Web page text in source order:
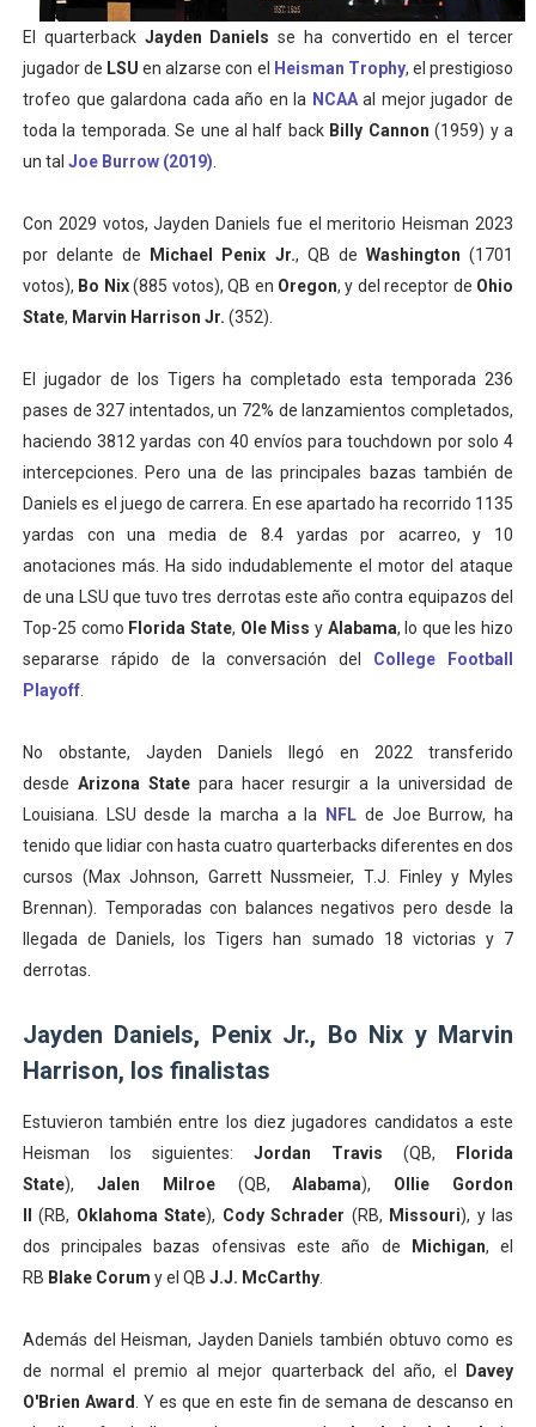
Women's Football Alliance 2026 - Minnesota Vixen
Campeonato de Europa de pentatlón moderno 2026
El quarterback Jayden Danielsse ha convertido en el tercer
jugador de LSU en alzarse con el Heisman Trophy, el prestigioso
trofeo que galardona cada año en la NCAAal mejor jugador de
toda la temporada. Se une al half back Billy Cannon (1959) y a
un tal Joe Burrow (2019)
Con 2029 votos, Jayden Daniels fue el meritorio Heisman 2023
por delante de
Michael Penix Jr., QB de Washington (1701
votos), Bo Nix(885 votos), QB en Oregon, y del receptor de Ohio
State, Marvin Harrison Jr. (352).
El jugador de los Tigers ha completado esta temporada 236
pases de 327 intentados, un 72% de lanzamientos completados,
haciendo 3812 yardas con 40 envíos para touchdown por solo 4
intercepciones. Pero una de las principales bazas también de
Daniels es el juego de carrera. En ese apartado ha recorrido 1135
yardas con una media de 8.4 yardas por acarreo, y 10
anotaciones más. Ha sido indudablemente el motor del ataque
de una LSU que tuvo tres derrotas este año contra equipazos del
Top-25 como Florida State, Ole Miss y Alabama, lo que les hizo
separarse rápido de la conversación del College Football
Playoff.
No obstante, Jayden Daniels llegó en 2022 transferido
desde Arizona Statepara hacer resurgir a la universidad de
Louisiana. LSU desde la marcha a la
NFL de Joe Burrow, ha
tenido que lidiar con hasta cuatro quarterbacks diferentes en dos
cursos (Max Johnson, Garrett Nussmeier, T.J. Finley y Myles
Brennan). Temporadas con balances negativos pero desde la
llegada de Daniels, los Tigers han sumado 18 victorias y 7
derrotas.
Jayden Daniels, Penix Jr., Bo Nix y Marvin
Harrison, los finalistas
Estuvieron también entre los diez jugadores candidatos a este
Heisman los siguientes: Jordan Travis (QB,
Florida
State), Jalen Milroe(QB, Alabama), Ollie Gordon
(RB, Oklahoma State), Cody Schrader (RB, Missouri), y las
dos principales bazas ofensivas este año de
Michigan, el
RB Blake Corum y el QB J.J. McCarthy.
Además del Heisman, Jayden Daniels también obtuvo como es
de normal el premio al mejor quarterback del año, el
Davey
O'Brien Award
. Y es que en este fin de semana de descanso en